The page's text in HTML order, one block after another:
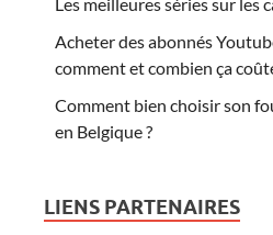
Acheter des abonnés
comment et combien ça
Comment bien choisir son
en Belgique ?
LIENS PARTENAIRES